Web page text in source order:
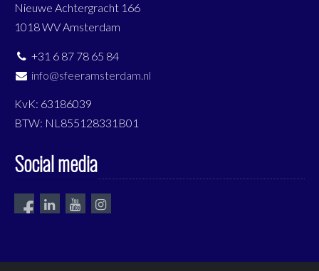
Nieuwe Achtergracht 166
1018 WV Amsterdam
+31 6 87 78 65 84
info@sfeeramsterdam.nl
KvK: 63186039
BTW: NL855128331B01
Social media